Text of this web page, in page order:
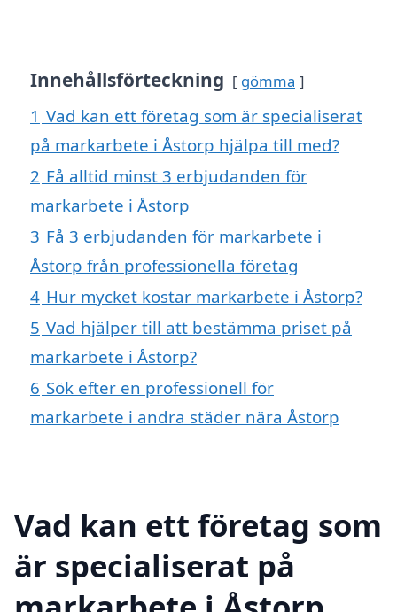
Innehållsförteckning gömma
1 Vad kan ett företag som är specialiserat
på markarbete i Åstorp hjälpa till med?
2 Få alltid minst 3 erbjudanden för
markarbete i Åstorp
3 Få 3 erbjudanden för markarbete i
Åstorp från professionella företag
4 Hur mycket kostar markarbete i Åstorp?
5 Vad hjälper till att bestämma priset på
markarbete i Åstorp?
6 Sök efter en professionell för
markarbete i andra städer nära Åstorp
Vad kan ett företag som
är specialiserat på